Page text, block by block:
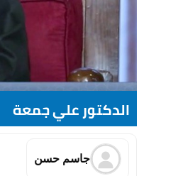
الدكتور علي جمعة
جاسم حسن